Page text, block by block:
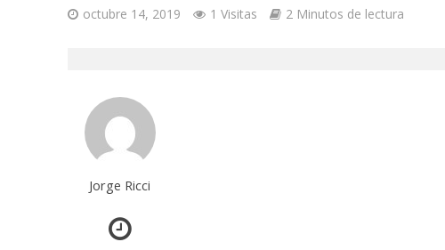
octubre 14, 2019 1 Visitas 2 Minutos de lectura
Jorge Ricci